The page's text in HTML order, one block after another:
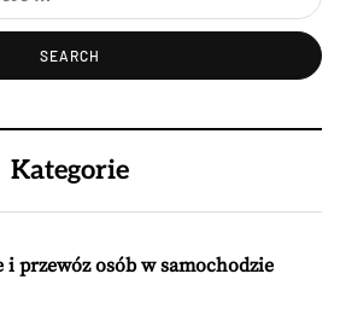
Kategorie
i przewóz osób w samochodzie